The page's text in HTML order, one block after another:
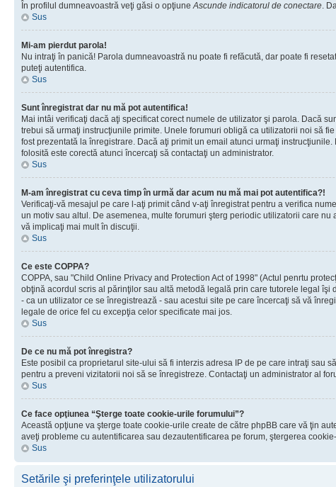
În profilul dumneavoastră veţi găsi o opţiuneAscunde indicatorul de conectare.
Sus
Mi-am pierdut parola!
Nu intraţi în panică! Parola dumneavoastră nu poate fi refăcută, dar poate fi
puteţi autentifica.
Sus
Sunt înregistrat dar nu mă pot autentifica!
Mai intâi verificaţi dacă aţi specificat corect numele de utilizator şi parola. Dacă
trebui să urmaţi instrucţiunile primite. Unele forumuri obligă ca utilizatorii noi să
fost prezentată la înregistrare. Dacă aţi primit un email atunci urmaţi
folosită este corectă atunci încercaţi să contactaţi un administrator.
Sus
M-am înregistrat cu ceva timp în urmă dar acum nu mă mai pot autentifica?!
Verificaţi-vă mesajul pe care l-aţi primit când v-aţi înregistrat pentru a verifica
un motiv sau altul. De asemenea, multe forumuri şterg periodic utilizatorii care
vă implicaţi mai mult în discuţii.
Sus
Ce este COPPA?
COPPA, sau "Child Online Privacy and Protection Act of 1998" (Actul penrtu
obţină acordul scris al părinţilor sau altă metodă legală prin care tutorele legal
- ca un utilizator ce se înregistrează - sau acestui site pe care încercaţi să vă
legale de orice fel cu excepţia celor specificate mai jos.
Sus
De ce nu mă pot înregistra?
Este posibil ca proprietarul site-ului să fi interzis adresa IP de pe care intraţi sau
pentru a preveni vizitatorii noi să se înregistreze. Contactaţi un administrator al
Sus
Ce face opţiunea “Şterge toate cookie-urile forumului”?
Această opţiune va şterge toate cookie-urile create de către phpBB care vă ţin
aveţi probleme cu autentificarea sau dezautentificarea pe forum, ştergerea
Sus
Setările şi preferinţele utilizatorului